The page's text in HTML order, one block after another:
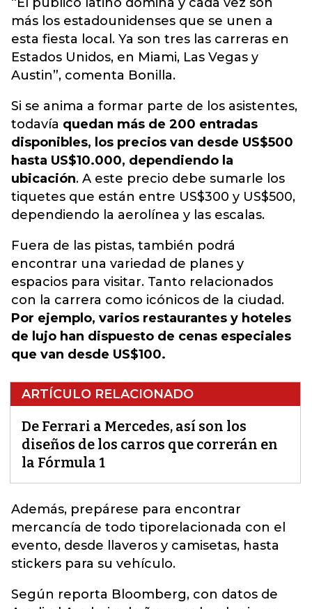
más los estadounidenses que se unen a
esta fiesta local. Ya son tres las carreras en
Estados Unidos, en Miami, Las Vegas y
Austin”, comenta Bonilla.
Si se anima a formar parte de los asistentes,
todavía quedan más de 200 entradas
disponibles, los precios van desde US$500
hasta US$10.000, dependiendo la
ubicación. A este precio debe sumarle los
tiquetes que están entre US$300 y US$500,
dependiendo la aerolínea y las escalas.
Fuera de las pistas, también podrá
encontrar una variedad de planes y
espacios para visitar. Tanto relacionados
con la carrera como icónicos de la ciudad.
Por ejemplo, varios restaurantes y hoteles
de lujo han dispuesto de cenas especiales
que van desde US$100.
ARTÍCULO RELACIONADO
De Ferrari a Mercedes, así son los
diseños de los carros que correrán en
la Fórmula 1
Además, prepárese para encontrar
mercancía de todo tiporelacionada con el
evento, desde llaveros y camisetas, hasta
stickers para su vehículo.
Según reporta Bloomberg, con datos de